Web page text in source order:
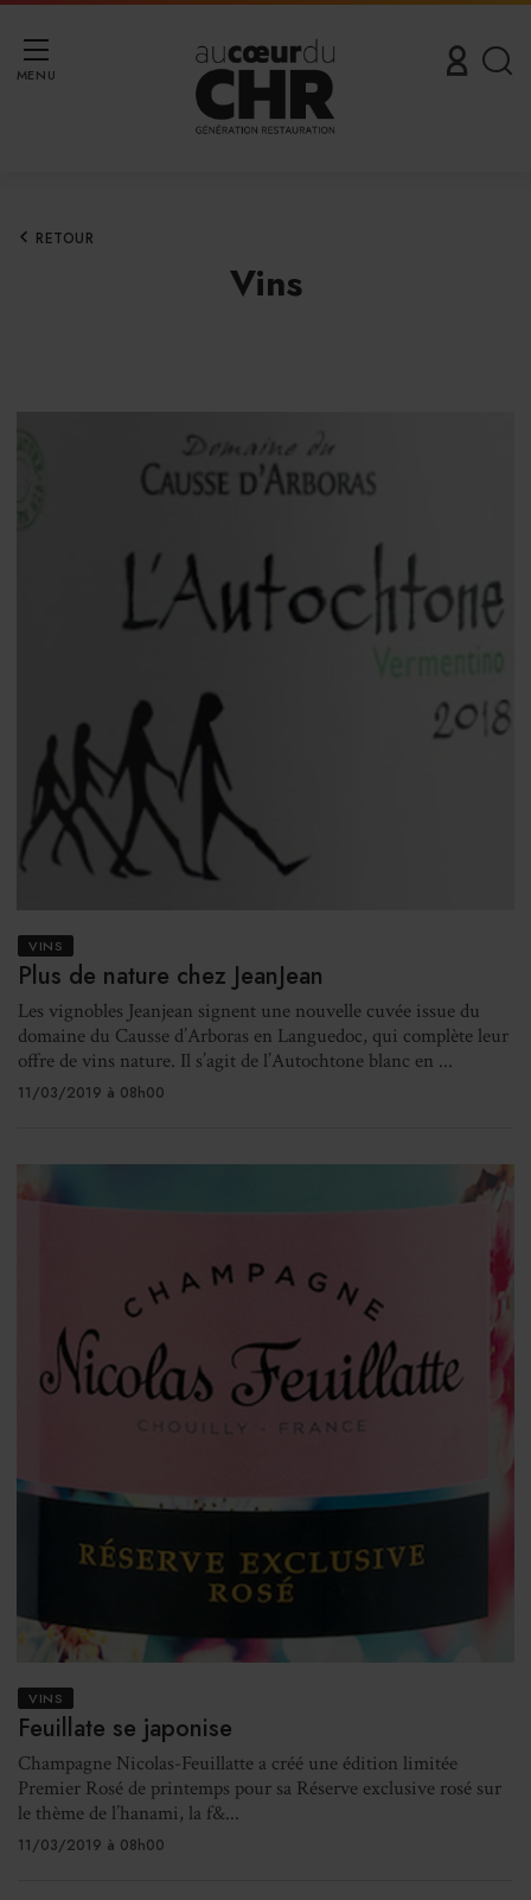
MENU
RETOUR
Vins
VINS
Plus de nature chez JeanJean
Les vignobles Jeanjean signent une nouvelle cuvée issue du
domaine du Causse d’Arboras en Languedoc, qui complète leur
offre de vins nature. Il s’agit de l’Autochtone blanc en ...
11/03/2019 à 08h00
VINS
Feuillate se japonise
Champagne Nicolas-Feuillatte a créé une édition limitée
Premier Rosé de printemps pour sa Réserve exclusive rosé sur
le thème de l’hanami, la f&...
11/03/2019 à 08h00